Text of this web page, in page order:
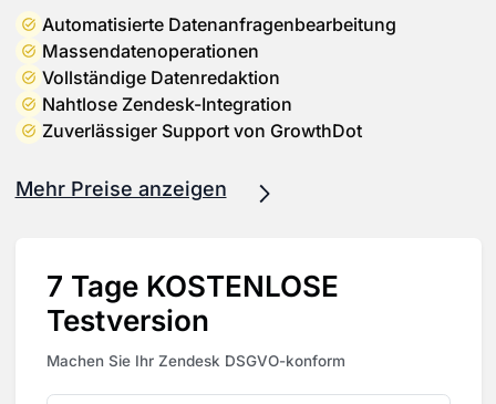
Automatisierte Datenanfragenbearbeitung
Massendatenoperationen
Vollständige Datenredaktion
Nahtlose Zendesk-Integration
Zuverlässiger Support von GrowthDot
Mehr Preise anzeigen
7 Tage KOSTENLOSE
Testversion
Machen Sie Ihr Zendesk DSGVO-konform